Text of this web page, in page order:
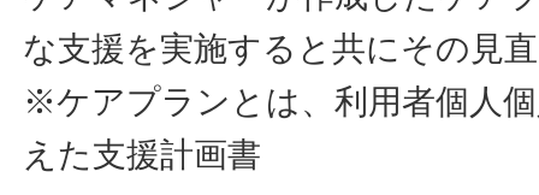
な支援を実施すると共にその見
※ケアプランとは、利用者個人
えた支援計画書